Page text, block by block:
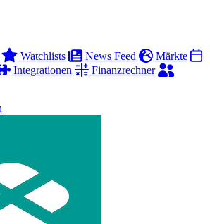
Watchlists News Feed
Märkte
Integrationen
Finanzrechner